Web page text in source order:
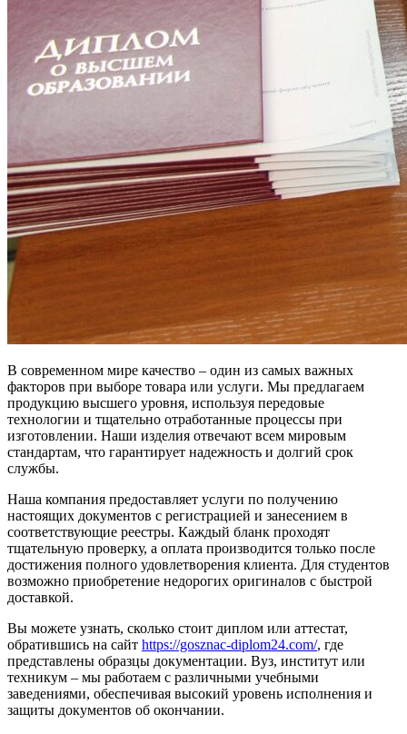
В современном мире качество – один из самых важных
факторов при выборе товара или услуги. Мы предлагаем
продукцию высшего уровня, используя передовые
технологии и тщательно отработанные процессы при
изготовлении. Наши изделия отвечают всем мировым
стандартам, что гарантирует надежность и долгий срок
службы.
Наша компания предоставляет услуги по получению
настоящих документов с регистрацией и занесением в
соответствующие реестры. Каждый бланк проходят
тщательную проверку, а оплата производится только после
достижения полного удовлетворения клиента. Для студентов
возможно приобретение недорогих оригиналов с быстрой
доставкой.
Вы можете узнать, сколько стоит диплом или аттестат,
обратившись на сайт https://gosznac-diplom24.com/, где
представлены образцы документации. Вуз, институт или
техникум – мы работаем с различными учебными
заведениями, обеспечивая высокий уровень исполнения и
защиты документов об окончании.